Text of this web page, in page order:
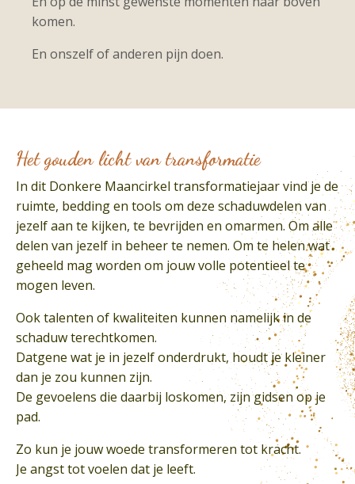
komen.
En onszelf of anderen pijn doen.
Het gouden licht van transformatie
In dit Donkere Maancirkel transformatiejaar vind je de
ruimte, bedding en tools om deze schaduwdelen van
jezelf aan te kijken, te bevrijden en omarmen. Om alle
delen van jezelf in beheer te nemen. Om te helen wat
geheeld mag worden om jouw volle potentieel te
mogen leven.
Ook talenten of kwaliteiten kunnen namelijk in de
schaduw terechtkomen.
Datgene wat je in jezelf onderdrukt, houdt je kleiner
dan je zou kunnen zijn.
De gevoelens die daarbij loskomen, zijn gidsen op je
pad.
Zo kun je jouw woede transformeren tot kracht.
Je angst tot voelen dat je leeft.